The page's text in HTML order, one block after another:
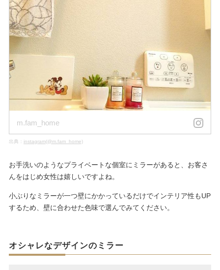
m.fam_home
出典： instagram(@m.fam_home)
お手洗いのようなプライベートな個室にミラーがあると、お客さ
んをはじめ女性は嬉しいですよね。
小ぶりなミラーが一つ壁にかかっているだけでインテリア性もUP
するため、壁に合わせた色味で選んでみてください。
オシャレなデザインのミラー